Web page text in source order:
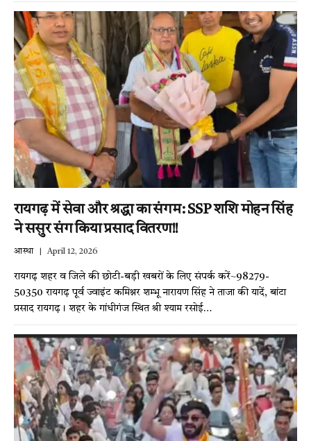
रायगढ़ में सेवा और श्रद्धा का संगम: SSP शशि मोहन सिंह
ने ससुर संग किया प्रसाद वितरण!!
आस्था April 12, 2026
रायगढ़ शहर व जिले की छोटी-बड़ी खबरों के लिए संपर्क करें~98279-
50350 रायगढ़ पूर्व ज्वाइंट कमिश्नर शम्भू नारायण सिंह ने ताजा की यादें, बांटा
प्रसाद रायगढ़। शहर के गांधीगंज स्थित श्री श्याम रसोई…